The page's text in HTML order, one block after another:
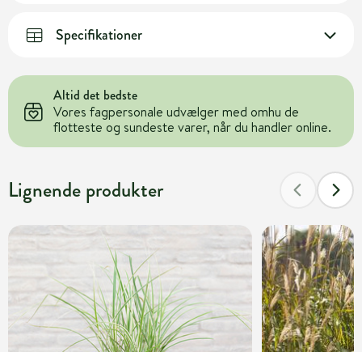
Specifikationer
Altid det bedste
Vores fagpersonale udvælger med omhu de
flotteste og sundeste varer, når du handler online.
Lignende produkter